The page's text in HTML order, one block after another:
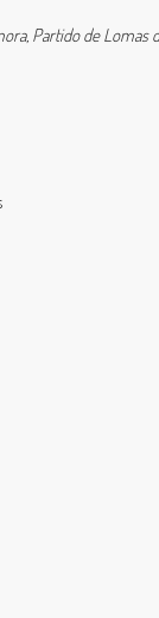
Partido de Lomas